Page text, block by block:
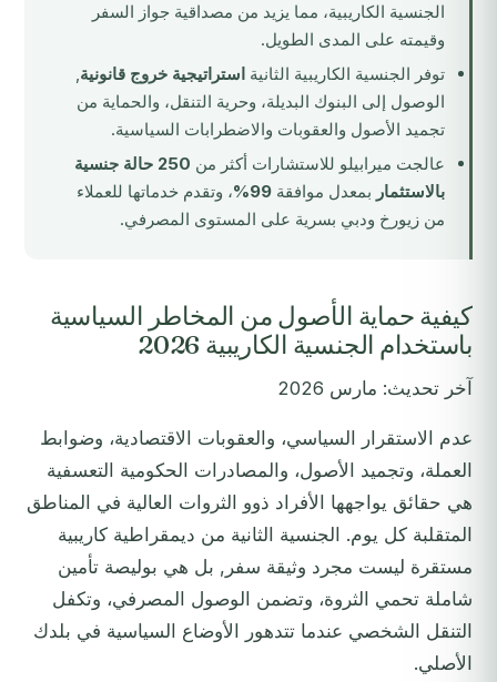
الجنسية الكاريبية، مما يزيد من مصداقية جواز السفر
وقيمته على المدى الطويل.
توفر الجنسية الكاريبية الثانية استراتيجية خروج قانونية,
الوصول إلى البنوك البديلة، وحرية التنقل، والحماية من
تجميد الأصول والعقوبات والاضطرابات السياسية.
عالجت ميرابيلو للاستشارات أكثر من
250 حالة جنسية
بالاستثمار بمعدل موافقة 99%
، وتقدم خدماتها للعملاء
من زيورخ ودبي بسرية على المستوى المصرفي.
كيفية حماية الأصول من المخاطر السياسية
باستخدام الجنسية الكاريبية 2026
آخر تحديث: مارس 2026
عدم الاستقرار السياسي، والعقوبات الاقتصادية، وضوابط
العملة، وتجميد الأصول، والمصادرات الحكومية التعسفية
هي حقائق يواجهها الأفراد ذوو الثروات العالية في المناطق
المتقلبة كل يوم. الجنسية الثانية من ديمقراطية كاريبية
مستقرة ليست مجرد وثيقة سفر, بل هي بوليصة تأمين
شاملة تحمي الثروة، وتضمن الوصول المصرفي، وتكفل
التنقل الشخصي عندما تتدهور الأوضاع السياسية في بلدك
الأصلي.